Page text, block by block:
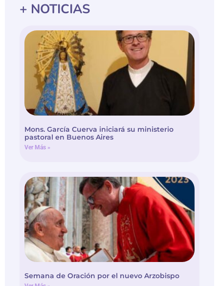
+ NOTICIAS
Mons. García Cuerva iniciará su ministerio
pastoral en Buenos Aires
Ver Más »
Semana de Oración por el nuevo Arzobispo